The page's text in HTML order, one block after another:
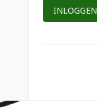
INLOGGEN